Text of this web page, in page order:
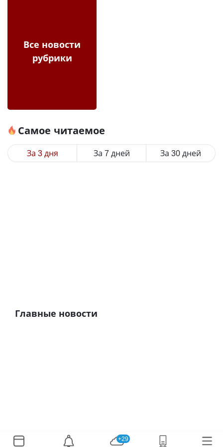
Все новости
рубрики
Самое читаемое
За 3 дня За 7 дней За 30 дней
Главные новости
+29